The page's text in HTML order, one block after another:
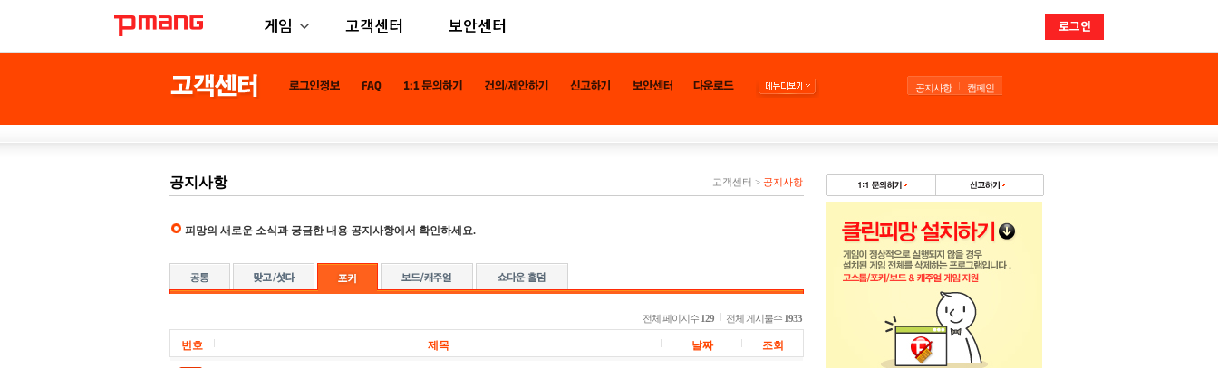
게임 고객센터 보안센터 로그인
공지사항 캠페인
공지사항 고객센터 > 공지사항
피망의 새로운 소식과 궁금한 내용 공지사항에서 확인하세요.
전체 페이지수 129 전체 게시물수 1933
번호 제목 날짜 조회